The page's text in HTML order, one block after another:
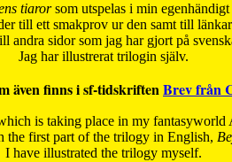
tiarorsom utspelas i min
till ett smakprov ur den samt till
andra sidor som jag har gjort på
Jag har illustrerat trilogin själv.
även finns i sf-tidskriftenBrev från
is taking place in my fantasyworld
the first part of the trilogy in English,
I have illustrated the trilogy myself.